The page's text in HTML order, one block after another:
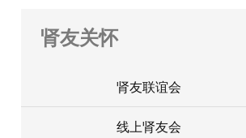
肾友关怀
肾友联谊会
线上肾友会